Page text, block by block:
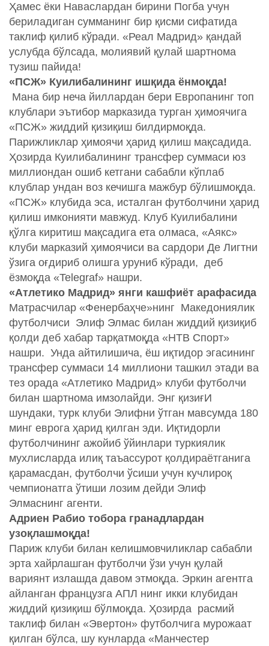
Ҳамес ёки Наваслардан бирини Погба учун
бериладиган сумманинг бир қисми сифатида
таклиф қилиб кўради. «Реал Мадрид» қандай
услубда бўлсада, молиявий қулай шартнома
тузиш пайида!
«ПСЖ» Куилибалининг ишқида ёнмоқда!
Мана бир неча йиллардан бери Европанинг топ
клублари эътибор марказида турган ҳимоячига
«ПСЖ» жиддий қизиқиш билдирмоқда.
Парижликлар ҳимоячи ҳарид қилиш мақсадида.
Ҳозирда Куилибалининг трансфер суммаси юз
миллиондан ошиб кетгани сабабли кўплаб
клублар ундан воз кечишга мажбур бўлишмоқда.
«ПСЖ» клубида эса, исталган футболчини ҳарид
қилиш имконияти мавжуд. Клуб Куилибалини
қўлга киритиш мақсадига ета олмаса, «Аякс»
клуби марказий ҳимоячиси ва сардори Де Лигтни
ўзига оғдириб олишга уруниб кўради, деб
ёзмоқда «Telegraf» нашри.
«Атлетико Мадрид» янги кашфиёт арафасида
Матрасчилар «Фенербаҳче»нинг Македониялик
футболчиси Элиф Элмас билан жиддий қизиқиб
қолди деб хабар тарқатмоқда «НТВ Спорт»
нашри. Унда айтилишича, ёш иқтидор эгасининг
трансфер суммаси 14 миллиони ташкил этади ва
тез орада «Атлетико Мадрид» клуби футболчи
билан шартнома имзолайди. Энг қизиғИ
шундаки, турк клуби Элифни ўтган мавсумда 180
минг еврога ҳарид қилган эди. Иқтидорли
футболчининг ажойиб ўйинлари туркиялик
мухлисларда илиқ таъассурот қолдираётганига
қарамасдан, футболчи ўсиши учун кучлироқ
чемпионатга ўтиши лозим дейди Элиф
Элмаснинг агенти.
Адриен Рабио тобора гранадлардан
узоқлашмоқда!
Париж клуби билан келишмовчиликлар сабабли
эрта хайрлашган футболчи ўзи учун қулай
вариянт излашда давом этмоқда. Эркин агентга
айланган французга АПЛ нинг икки клубидан
жиддий қизиқиш бўлмоқда. Ҳозирда расмий
таклиф билан «Эвертон» футболчига мурожаат
қилган бўлса, шу кунларда «Манчестер